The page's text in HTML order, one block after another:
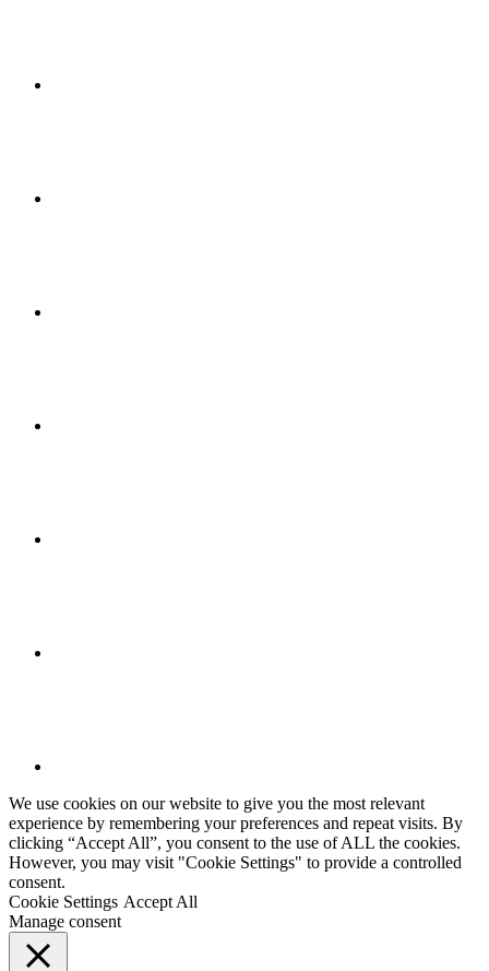
We use cookies on our website to give you the most relevant
experience by remembering your preferences and repeat visits. By
clicking “Accept All”, you consent to the use of ALL the cookies.
However, you may visit "Cookie Settings" to provide a controlled
consent.
Cookie Settings Accept All
Manage consent